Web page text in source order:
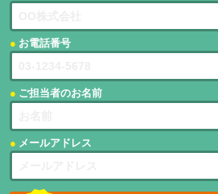
お電話番号
ご担当者のお名前
メールアドレス